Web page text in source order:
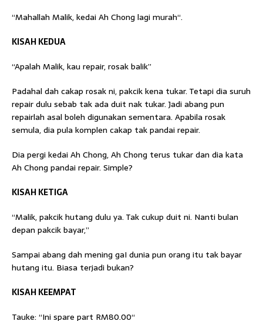
“Mahallah Malik, kedai Ah Chong lagi murah“.
KISAH KEDUA
“Apalah Malik, kau repair, rosak balik”
Padahal dah cakap rosak ni, pakcik kena tukar. Tetapi dia suruh
repair dulu sebab tak ada duit nak tukar. Jadi abang pun
repairlah asal boleh digunakan sementara. Apabila rosak
semula, dia pula komplen cakap tak pandai repair.
Dia pergi kedai Ah Chong, Ah Chong terus tukar dan dia kata
Ah Chong pandai repair. Simple?
KISAH KETIGA
“Malik, pakcik hutang dulu ya. Tak cukup duit ni. Nanti bulan
depan pakcik bayar,”
Sampai abang dah mening gaI dunia pun orang itu tak bayar
hutang itu. Biasa terjadi bukan?
KISAH KEEMPAT
Tauke: “Ini spare part RM80.00“